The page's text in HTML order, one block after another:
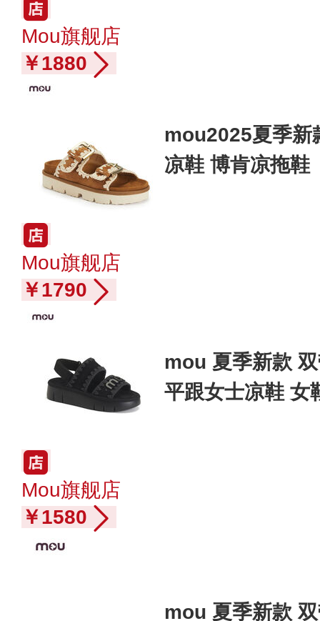
Mou旗舰店
￥1880
mou2025夏季新
凉鞋 博肯凉拖鞋
Mou旗舰店
￥1790
mou 夏季新款
平跟女士凉鞋 女
Mou旗舰店
￥1580
mou 夏季新款